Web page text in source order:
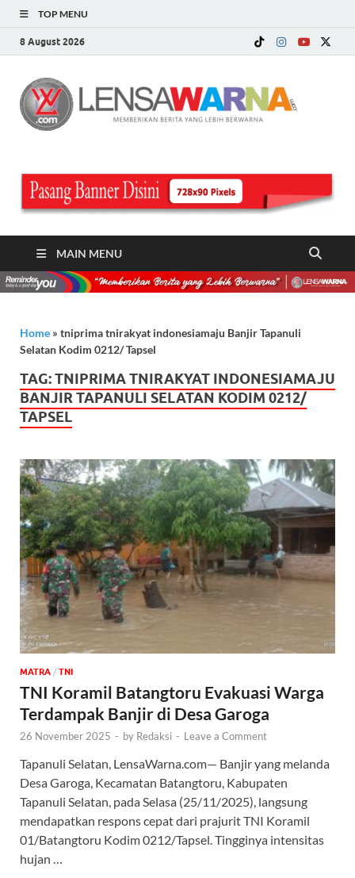
TOP MENU
8 August 2026
MAIN MENU
Home » tniprima tnirakyat indonesiamaju Banjir Tapanuli
Selatan Kodim 0212/ Tapsel
TAG:TNIPRIMA TNIRAKYAT INDONESIAMAJU
BANJIR TAPANULI SELATAN KODIM 0212/
TAPSEL
MATRA / TNI
TNI Koramil Batangtoru Evakuasi Warga
Terdampak Banjir di Desa Garoga
26 November 2025 - by Redaksi - Leave a Comment
Tapanuli Selatan, LensaWarna.com— Banjir yang melanda
Desa Garoga, Kecamatan Batangtoru, Kabupaten
Tapanuli Selatan, pada Selasa (25/11/2025), langsung
mendapatkan respons cepat dari prajurit TNI Koramil
01/Batangtoru Kodim 0212/Tapsel. Tingginya intensitas
hujan …